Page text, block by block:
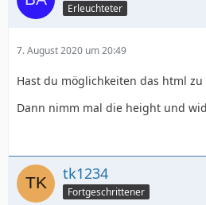
Erleuchteter
7. August 2020 um 20:49
Hast du möglichkeiten das html zu
Dann nimm mal die height und
tk1234
Fortgeschrittener